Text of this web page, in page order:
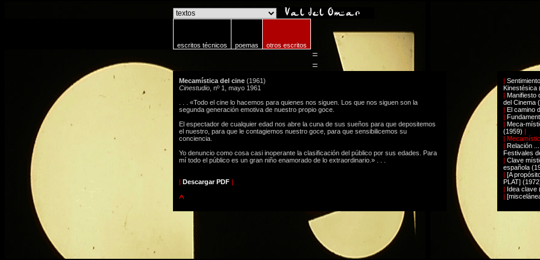
escritos técnicos poemas otros escritos
=
=
Mecamística del cine (1961)
Cinestudio , nº 1, mayo 1961
. . . «Todo el cine lo hacemos para quienes nos siguen. Los que nos siguen son la
segunda generación emotiva de nuestro propio goce.
El espectador de cualquier edad nos abre la cuna de sus sueños para que depositemos
el nuestro, para que le contagiemos nuestro goce, para que sensibilicemos su
conciencia.
Yo denuncio como cosa casi inoperante la clasificación del público por sus edades. Para
mí todo el público es un gran niño enamorado de lo extraordinario.» . . .
| Descargar PDF |
^
|
Kinestésica
| Manifiesto
del Cinema
| El camino
|
| Meca-
(1959) |
|
| Relación
Festivales
| Clave
española
| [A
PLAT]
| Idea clave
|